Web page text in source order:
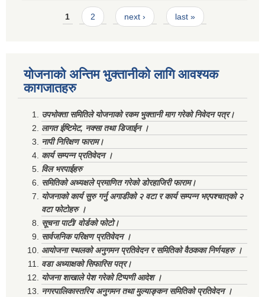
Pages1 2 next › last »
योजनाको अन्तिम भुक्तानीको लागि आवश्यक
कागजातहरु
उपभोक्ता समितिले योजनाको रकम भुक्तानी माग गरेको निवेदन पत्र।
लागत ईष्टिमेट, नक्सा तथा डिजाईन ।
नापी निरिक्षण फाराम।
कार्य सम्पन्न प्रतिवेदन ।
विल भरपाईहरु
समितिको अध्यक्षले प्रमाणित गरेको डोरहाजिरी फाराम।
योजनाको कार्य सुरु गर्नु अगाडीको २ वटा र कार्य सम्पन्न भएपश्चात्‌को २
वटा फोटोहरु ।
सूचना पाटी/ वोर्डको फोटो।
सार्वजनिक परिक्षण प्रतिवेदन ।
आयोजना स्थलको अनुगमन प्रतिवेदन र समितिको वैठकका निर्णयहरु ।
वडा अध्याक्षको सिफारिस पत्र।
योजना शाखाले पेश गरेको टिप्पणी आदेश ।
नगरपालिकास्तरिय अनुगमन तथा मुल्याङ्कन समितिको प्रतिवेदन ।